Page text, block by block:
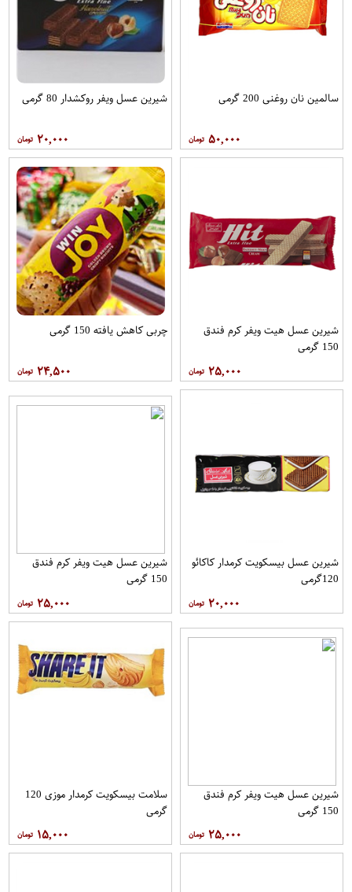
سالمین نان روغنی 200 گرمی
۵۰,۰۰۰
شیرین عسل ویفر روکشدار 80 گرمی
۲۰,۰۰۰
شیرین عسل هیت ویفر کرم فندق
150 گرمی
۲۵,۰۰۰
چربی کاهش یافته 150 گرمی
۲۴,۵۰۰
شیرین عسل بیسکویت کرمدار کاکائو
120گرمی
۲۰,۰۰۰
شیرین عسل هیت ویفر کرم فندق
150 گرمی
۲۵,۰۰۰
شیرین عسل هیت ویفر کرم فندق
150 گرمی
۲۵,۰۰۰
سلامت بیسکویت کرمدار موزی 120
گرمی
۱۵,۰۰۰